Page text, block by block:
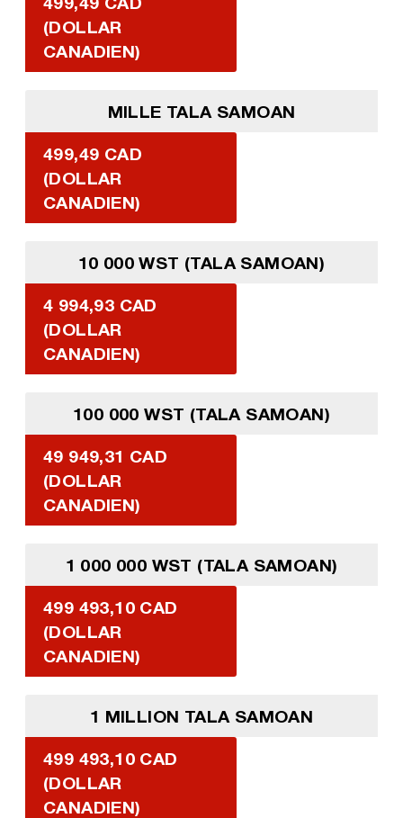
(DOLLAR
CANADIEN)
MILLE TALA SAMOAN
499,49 CAD
(DOLLAR
CANADIEN)
10 000 WST (TALA SAMOAN)
4 994,93 CAD
(DOLLAR
CANADIEN)
100 000 WST (TALA SAMOAN)
49 949,31 CAD
(DOLLAR
CANADIEN)
1 000 000 WST (TALA SAMOAN)
499 493,10 CAD
(DOLLAR
CANADIEN)
1 MILLION TALA SAMOAN
499 493,10 CAD
(DOLLAR
CANADIEN)